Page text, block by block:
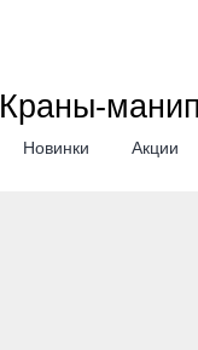
Краны-
Новинки Акции